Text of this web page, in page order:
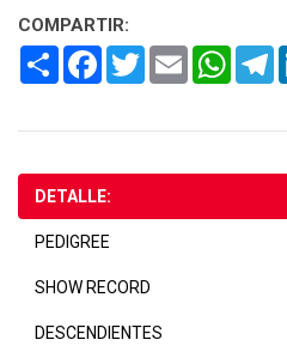
COMPARTIR:
Share FacebookTwitterEmail
DETALLE:
PEDIGREE
SHOW RECORD
DESCENDIENTES